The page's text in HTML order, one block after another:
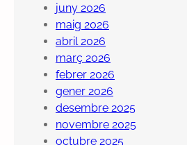
juny 2026
maig 2026
abril 2026
març 2026
febrer 2026
gener 2026
desembre 2025
novembre 2025
octubre 2025